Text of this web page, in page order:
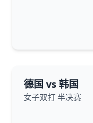
德国 vs 韩国
女子双打 半决赛